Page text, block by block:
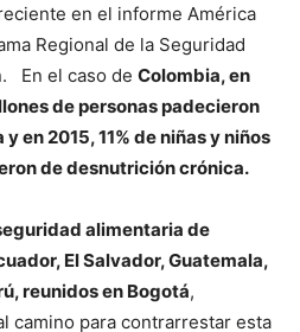
en el informe América
Regional de la Seguridad
En el caso de Colombia, en
de personas padecieron
en 2015, 11% de niñas y niños
de desnutrición crónica.
alimentaria de
El Salvador, Guatemala,
reunidos en Bogotá,
camino para contrarrestar esta